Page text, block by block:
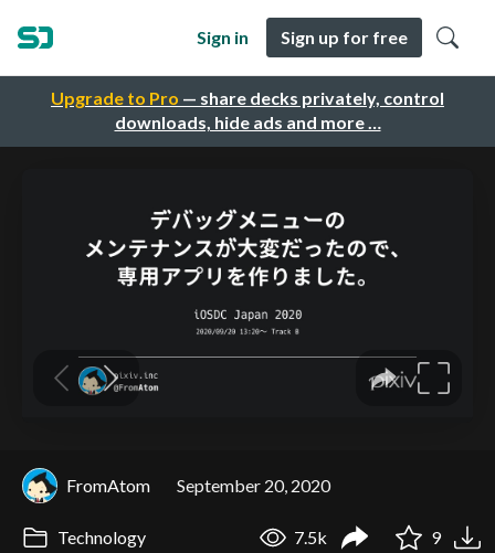
Upgrade to Pro — share decks privately, control
downloads, hide ads and more …
Sign in Sign up for free
FromAtom September 20, 2020
Technology 7.5k 9